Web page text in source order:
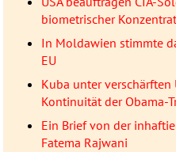
biometrischer
In Moldawien stimmte
EU
Kuba unter verschärften
Kontinuität der Obama-
Ein Brief von der
Fatema Rajwani